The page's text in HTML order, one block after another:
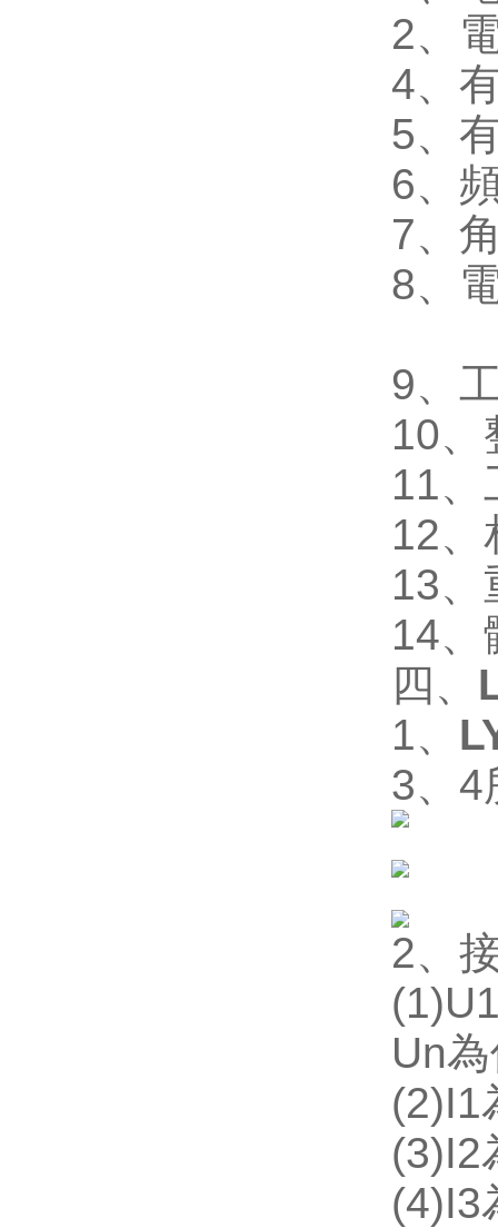
2、
4、
5、
6、
7、
8、
9、
10、
11、
12、
13、
14、
四、
1、
3、 4
2、
Un
(2)I1
(3)I2
(4)I3